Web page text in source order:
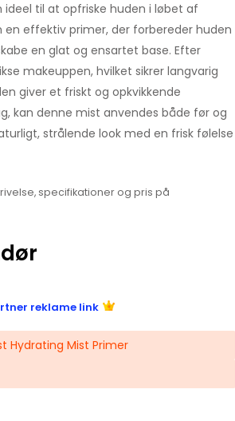
ideel til at opfriske huden i løbet af
en effektiv primer, der forbereder huden
en glat og ensartet base. Efter
makeuppen, hvilket sikrer langvarig
giver et friskt og opkvikkende
kan denne mist anvendes både før og
strålende look med en frisk følelse
specifikationer og pris på
reklame link
Hydrating Mist Primer